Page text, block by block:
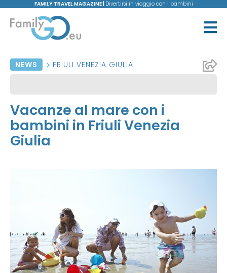
FAMILY TRAVEL MAGAZINE | Divertirsi in viaggio con i bambini
NEWS FRIULI VENEZIA GIULIA
Vacanze al mare con i
bambini in Friuli Venezia
Giulia